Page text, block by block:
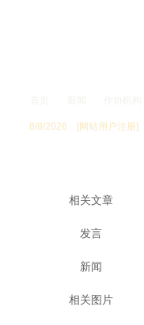
8/8/2026 [网站用户注册]
相关文章
发言
新闻
相关图片